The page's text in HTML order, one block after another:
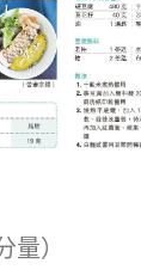
）